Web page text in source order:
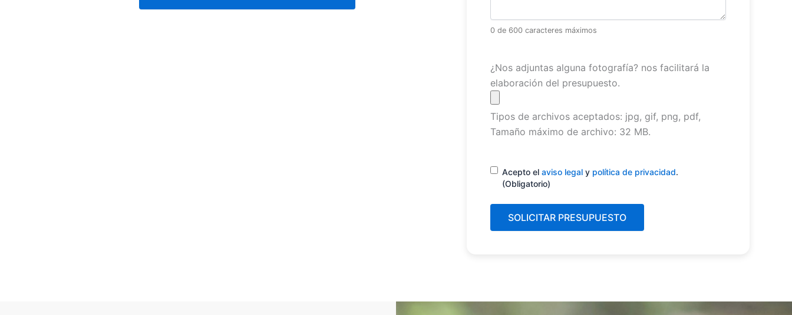
0 de 600 caracteres máximos
Archivo
¿Nos adjuntas alguna fotografía? nos facilitará la
elaboración del presupuesto.
Tipos de archivos aceptados: jpg, gif, png, pdf,
Tamaño máximo de archivo: 32 MB.
Consentimiento (Obligatorio)
Acepto el aviso legal y política de privacidad.
(Obligatorio)